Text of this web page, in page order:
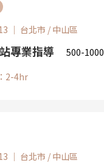
｜ 台北市 / 中山區
專業指導
500-1000
2-4hr
｜ 台北市 / 中山區